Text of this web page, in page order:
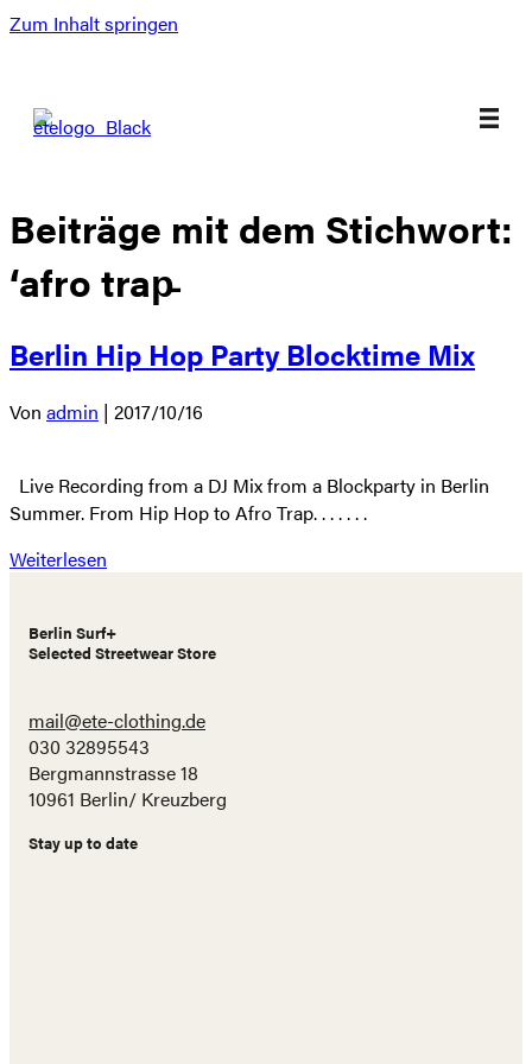
Zum Inhalt springen
Beiträge mit dem Stichwort:
‘afro trap̵
Berlin Hip Hop Party Blocktime Mix
Von admin | 2017/10/16
Live Recording from a DJ Mix from a Blockparty in Berlin
Summer. From Hip Hop to Afro Trap. . . . . . .
Weiterlesen
Berlin Surf+
Selected Streetwear Store
mail@ete-clothing.de
030 32895543
Bergmannstrasse 18
10961 Berlin/ Kreuzberg
Stay up to date